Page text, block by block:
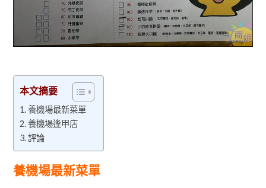
本文摘要
養機場最新菜單
養機場逢甲店
評論
養機場最新菜單